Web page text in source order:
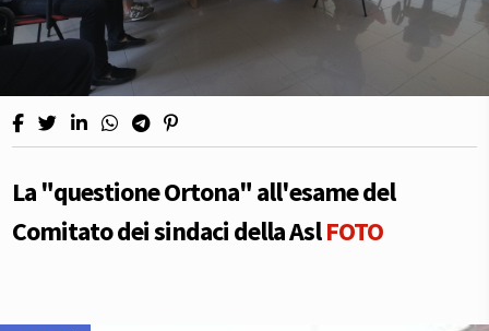
La "questione Ortona" all'esame del
Comitato dei sindaci della AslFOTO